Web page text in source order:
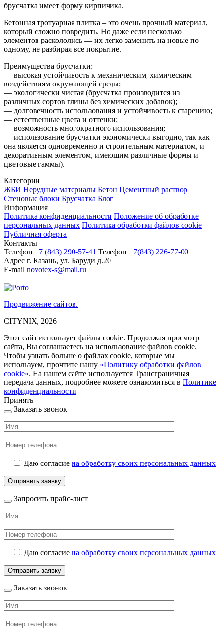
брусчатка имеет форму кирпичика.
Бетонная тротуарная плитка – это очень прочный материал,
который сложно повредить. Но даже если несколько
элементов раскололись — их легко заменить на новые по
одному, не разбирая все покрытие.
Преимущества брусчатки:
— высокая устойчивость к механическим, химическим
воздействиям окружающей среды;
— экологически чистая (брусчатка производится из
различных сортов глины без химических добавок);
— долговечность использования и устойчивость к старению;
— естественные цвета и оттенки;
— возможность многократного использования;
— использование брусчатки экономически выгодно, так как
она является одновременно и строительным материалом, и
декоративным элементом, имеющим различные формы и
цветовые гаммы).
Категории
ЖБИ Нерудные материалы Бетон Цементный раствор
Стеновые блоки Брусчатка Блог
Информация
Политика конфиденциальности Положение об обработке
персональных данных Политика обработки файлов cookie
Публичная оферта
Контакты
Телефон +7 (843) 290-57-41 Телефон +7(843) 226-77-00
Адрес г. Казань, ул. Баруди д.20
E-mail novotex-s@mail.ru
Продвижение сайтов.
CITYNIX, 2026
Этот сайт использует файлы cookie. Продолжая просмотр
сайта, Вы соглашаетесь на использование файлов cookie.
Чтобы узнать больше о файлах cookie, которые мы
используем, прочтите нашу «Политику обработки файлов
cookie». На нашем сайте используется Трансграничная
передача данных, подробнее можете ознакомиться в Политике
конфиденциальности
Принять
Заказать звонок
Даю согласие на обработку своих персональных данных
Запросить прайс-лист
Даю согласие на обработку своих персональных данных
Заказать звонок